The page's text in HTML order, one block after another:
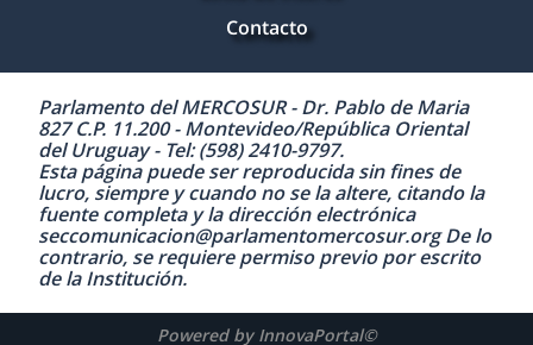
Contacto
Parlamento del MERCOSUR - Dr. Pablo de Maria
827 C.P. 11.200 - Montevideo/República Oriental
del Uruguay - Tel: (598) 2410-9797.
Esta página puede ser reproducida sin fines de
lucro, siempre y cuando no se la altere, citando la
fuente completa y la dirección electrónica
seccomunicacion@parlamentomercosur.org De lo
contrario, se requiere permiso previo por escrito
de la Institución.
Powered by InnovaPortal©